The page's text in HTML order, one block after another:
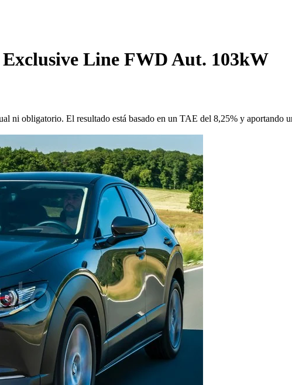
Line FWD Aut. 103kW
ni obligatorio. El resultado está basado en un TAE del 8,25% y aportando